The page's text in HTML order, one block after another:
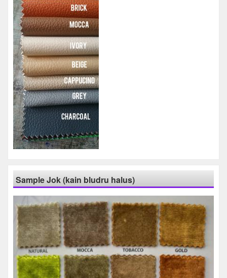
Sample Jok (kain bludru halus)